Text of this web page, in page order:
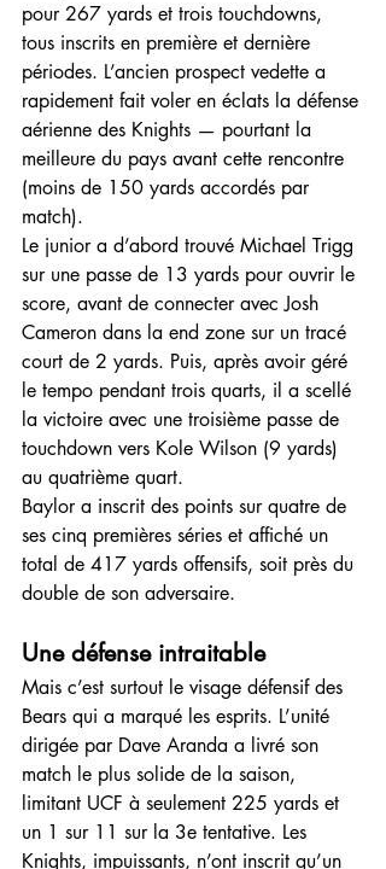
pour 267 yards et trois touchdowns,
tous inscrits en première et dernière
périodes. L’ancien prospect vedette a
rapidement fait voler en éclats la défense
aérienne des Knights — pourtant la
meilleure du pays avant cette rencontre
(moins de 150 yards accordés par
match).
Le junior a d’abord trouvé Michael Trigg
sur une passe de 13 yards pour ouvrir le
score, avant de connecter avec Josh
Cameron dans la end zone sur un tracé
court de 2 yards. Puis, après avoir géré
le tempo pendant trois quarts, il a scellé
la victoire avec une troisième passe de
touchdown vers Kole Wilson (9 yards)
au quatrième quart.
Baylor a inscrit des points sur quatre de
ses cinq premières séries et affiché un
total de 417 yards offensifs, soit près du
double de son adversaire.
Une défense intraitable
Mais c’est surtout le visage défensif des
Bears qui a marqué les esprits. L’unité
dirigée par Dave Aranda a livré son
match le plus solide de la saison,
limitant UCF à seulement 225 yards et
un 1 sur 11 sur la 3e tentative. Les
Knights, impuissants, n’ont inscrit qu’un